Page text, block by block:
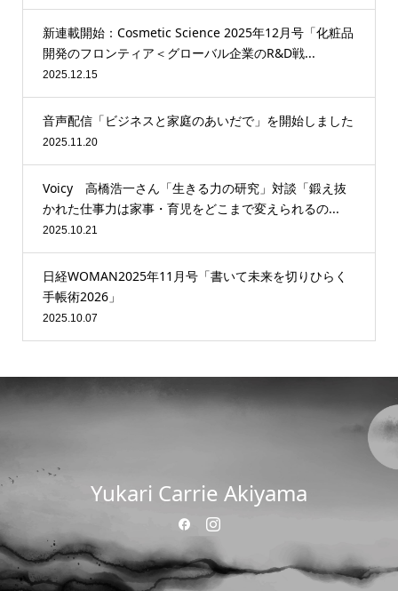
新連載開始：Cosmetic Science 2025年12月号「化粧品
開発のフロンティア＜グローバル企業のR&D戦...
2025.12.15
音声配信「ビジネスと家庭のあいだで」を開始しました
2025.11.20
Voicy 高橋浩一さん「生きる力の研究」対談「鍛え抜
かれた仕事力は家事・育児をどこまで変えられるの...
2025.10.21
日経WOMAN2025年11月号「書いて未来を切りひらく
手帳術2026」
2025.10.07
Yukari Carrie Akiyama